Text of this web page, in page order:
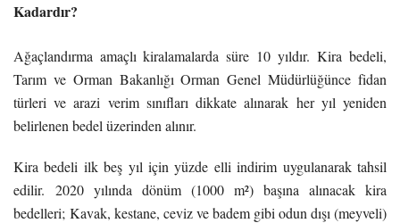
Kadardır?
Ağaçlandırma amaçlı kiralamalarda süre 10 yıldır. Kira bedeli,
Tarım ve Orman Bakanlığı Orman Genel Müdürlüğünce fidan
türleri ve arazi verim sınıfları dikkate alınarak her yıl yeniden
belirlenen bedel üzerinden alınır.
Kira bedeli ilk beş yıl için yüzde elli indirim uygulanarak tahsil
edilir. 2020 yılında dönüm (1000 m²) başına alınacak kira
bedelleri; Kavak, kestane, ceviz ve badem gibi odun dışı (meyveli)